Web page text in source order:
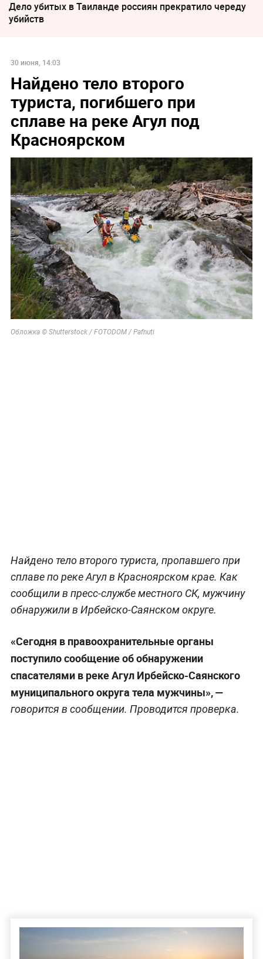
Дело убитых в Таиланде россиян прекратило череду
убийств
30 июня, 14:03
Найдено тело второго
туриста, погибшего при
сплаве на реке Агул под
Красноярском
Обложка © Shutterstock / FOTODOM / Pafnuti
Найдено тело второго туриста, пропавшего при
сплаве по реке Агул в Красноярском крае. Как
сообщили в пресс-службе местного СК, мужчину
обнаружили в Ирбейско-Саянском округе.
«Сегодня в правоохранительные органы
поступило сообщение об обнаружении
спасателями в реке Агул Ирбейско-Саянского
муниципального округа тела мужчины», —
говорится в сообщении. Проводится проверка.